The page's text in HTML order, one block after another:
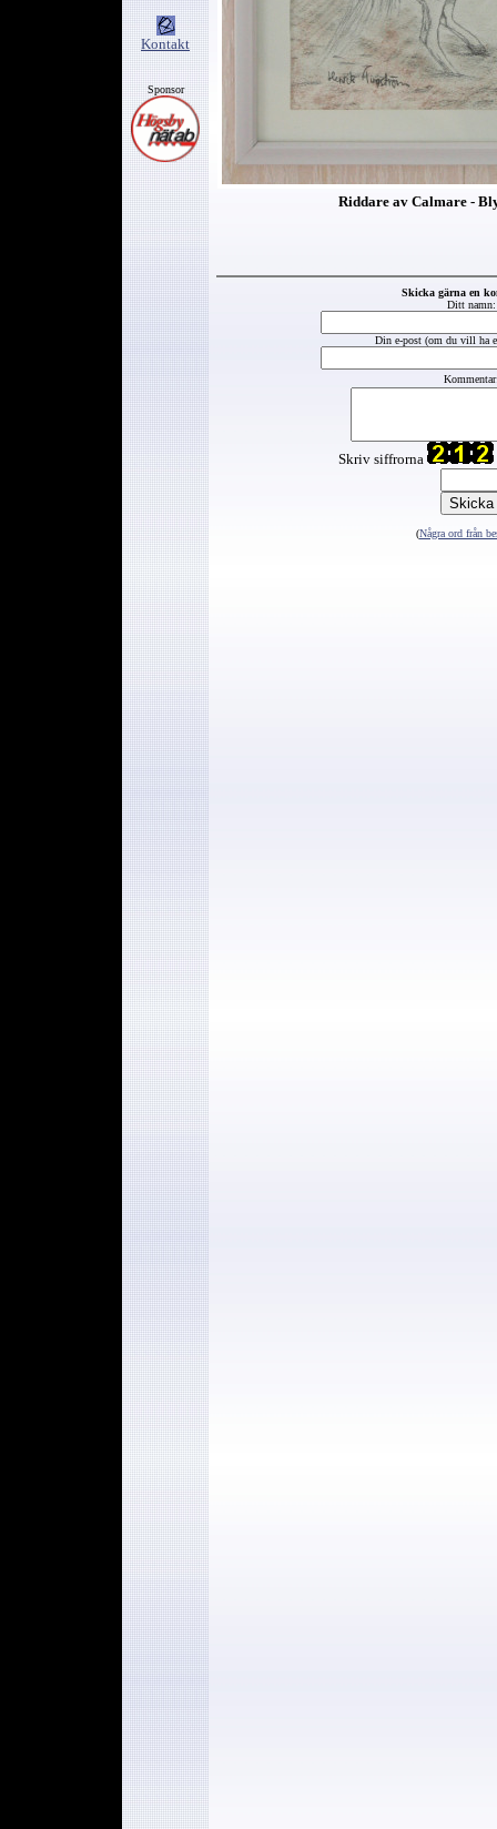
Kontakt
Sponsor
Riddare av Calmare -
Skicka gärna en
Ditt namn:
Din e-post (om du vill ha
Skriv siffrorna
(Några ord från